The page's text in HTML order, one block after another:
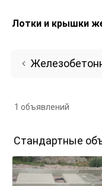
Лотки и крышки
1 объявлений
Стандартные